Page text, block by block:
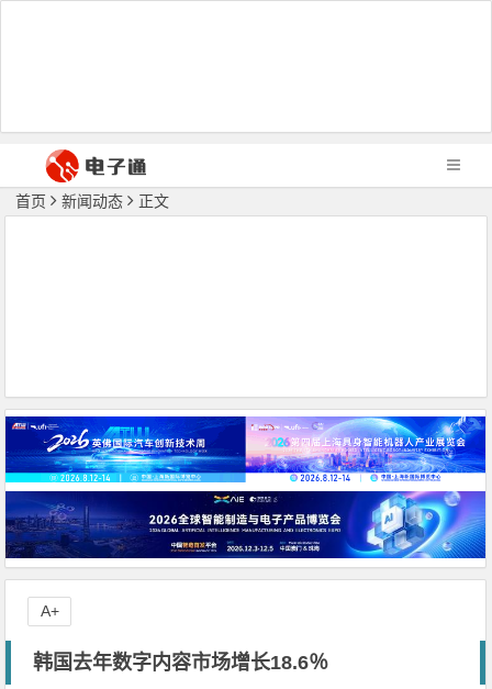
首页 新闻动态 正文
韩国去年数字内容市场增长18.6％
A+